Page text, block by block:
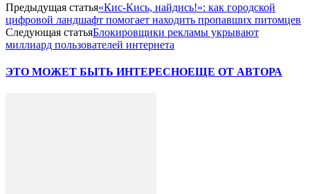
Предыдущая статья«Кис-Кись, найдись!»: как городской
цифровой ландшафт помогает находить пропавших питомцев
Следующая статьяБлокировщики рекламы укрывают
миллиард пользователей интернета
ЭТО МОЖЕТ БЫТЬ ИНТЕРЕСНОЕЩЕ ОТ АВТОРА